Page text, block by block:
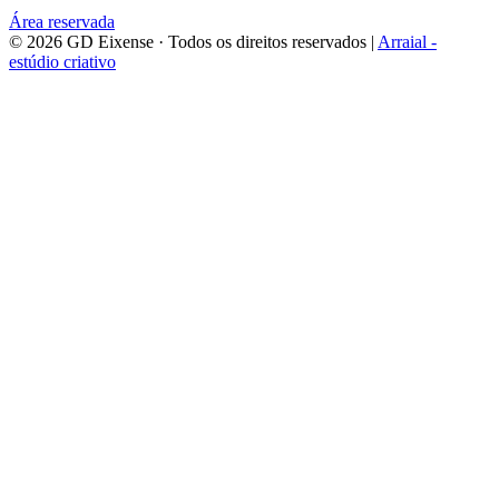
Área reservada
© 2026 GD Eixense · Todos os direitos reservados | Arraial -
estúdio criativo